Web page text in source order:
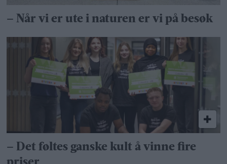
– Når vi er ute i naturen er vi på besøk
– Det føltes ganske kult å vinne fire